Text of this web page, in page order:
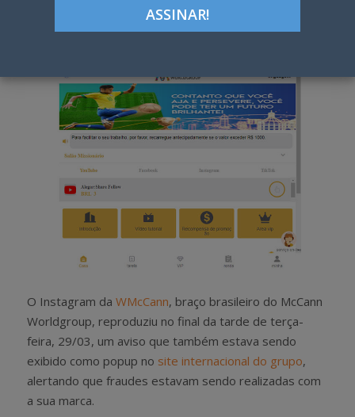
e
t
Google+
O Instagram da WMcCann, braço brasileiro do McCann
Worldgroup, reproduziu no final da tarde de terça-
feira, 29/03, um aviso que também estava sendo
exibido como popup no site internacional do grupo,
alertando que fraudes estavam sendo realizadas com
a sua marca.